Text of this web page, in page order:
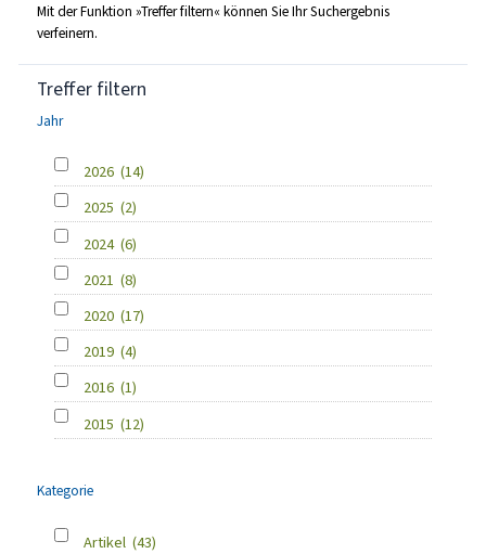
Mit der Funktion »Treffer filtern« können Sie Ihr Suchergebnis
verfeinern.
Treffer filtern
Jahr
2026 (14)
2025 (2)
2024 (6)
2021 (8)
2020 (17)
2019 (4)
2016 (1)
2015 (12)
Kategorie
Artikel (43)